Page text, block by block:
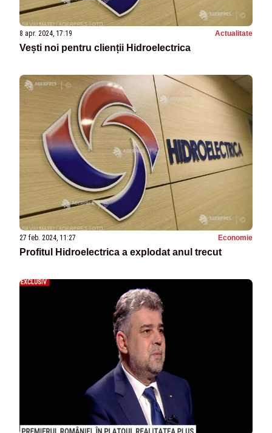
8 apr. 2024, 17:19 Actualitate
Vești noi pentru clienții Hidroelectrica
27 feb. 2024, 11:27 Economie
Profitul Hidroelectrica a explodat anul trecut